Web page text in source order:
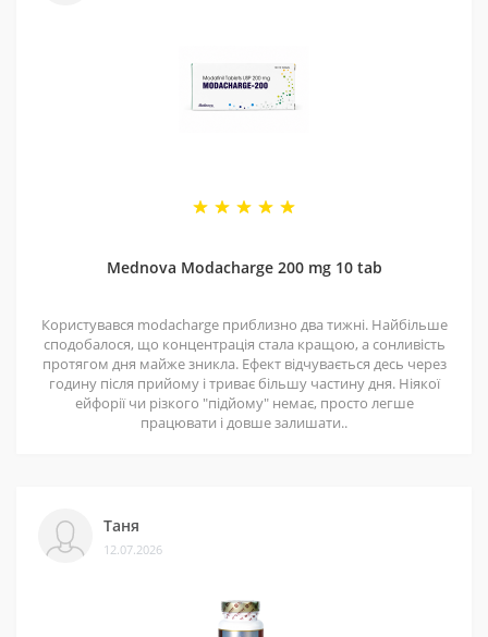
Маємо хороші ціни завдяки прямим контактам із
постачальниками. Часто бувають знижки — слідкуйте
допомогли багатьом клієнтам. Нам приємно, що нас
Mednova Modacharge 200 mg 10 tab
Користувався modacharge приблизно два тижні. Найбільше
сподобалося, що концентрація стала кращою, а сонливість
протягом дня майже зникла. Ефект відчувається десь через
годину після прийому і триває більшу частину дня. Ніякої
ейфорії чи різкого "підйому" немає, просто легше
працювати і довше залишати..
Таня
12.07.2026